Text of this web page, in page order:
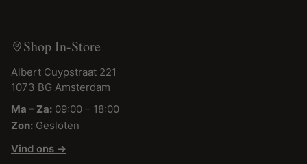
Shop In-Store
Albert Cuypstraat 221
1073 BG Amsterdam
Ma – Za: 09:00 – 18:00
Zon: Gesloten
Vind ons →